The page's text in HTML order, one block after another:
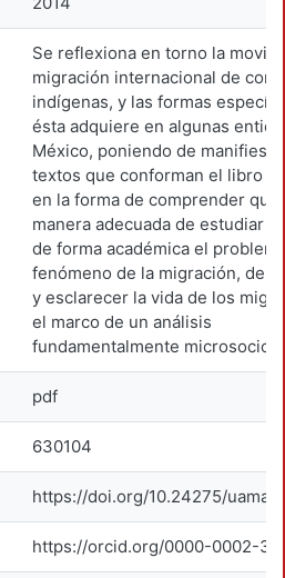
Se reflexiona en torno la
migración internacional de
indígenas, y las formas
ésta adquiere en algunas
México, poniendo de
textos que conforman el libro
en la forma de comprender que
manera adecuada de estudiar u
de forma académica el
fenómeno de la migración,
y esclarecer la vida de los
el marco de un análisis
fundamentalmente
pdf
630104
https://doi.org/10.24275/
https://orcid.org/0000-0002-